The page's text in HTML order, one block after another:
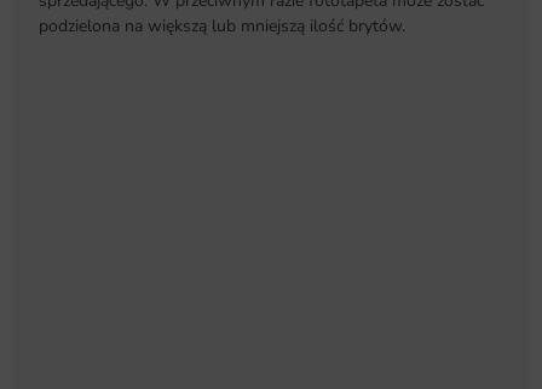
podzielona na większą lub mniejszą ilość brytów.